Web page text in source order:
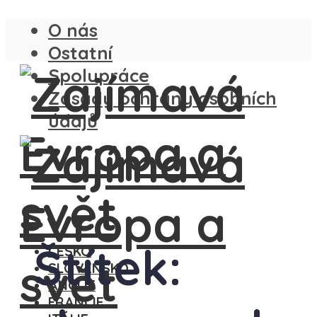
O nás
Ostatní
Spolupráce
Zásady ochrany osobních
údajů
ČESKO
SLOVENSKO
ANGLIE
FRANCIE
Štítek: